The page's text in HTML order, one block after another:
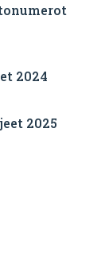
2024
2025